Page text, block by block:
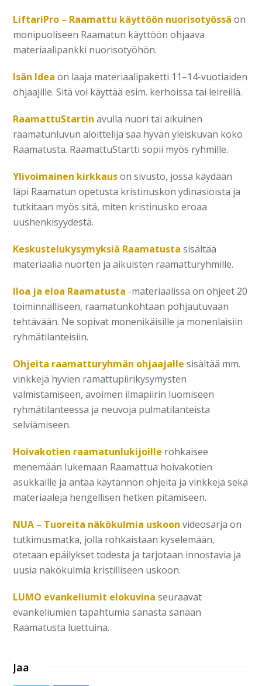
LiftariPro – Raamattu käyttöön nuorisotyössä on
monipuoliseen Raamatun käyttöön ohjaava
materiaalipankki nuorisotyöhön.
Isän Idea on laaja materiaalipaketti 11–14-vuotiaiden
ohjaajille. Sitä voi käyttää esim. kerhoissa tai leireillä.
RaamattuStartin avulla nuori tai aikuinen
raamatunluvun aloittelija saa hyvän yleiskuvan koko
Raamatusta. RaamattuStartti sopii myös ryhmille.
Ylivoimainen kirkkauson sivusto, jossa käydään
läpi Raamatun opetusta kristinuskon ydinasioista ja
tutkitaan myös sitä, miten kristinusko eroaa
uushenkisyydestä.
Keskustelukysymyksiä Raamatusta sisältää
materiaalia nuorten ja aikuisten raamatturyhmille.
Iloa ja eloa Raamatusta -materiaalissa on ohjeet 20
toiminnalliseen, raamatunkohtaan pohjautuvaan
tehtävään. Ne sopivat monenikäisille ja monenlaisiin
ryhmätilanteisiin.
Ohjeita raamatturyhmän ohjaajalle sisältää mm.
vinkkejä hyvien ramattupiirikysymysten
valmistamiseen, avoimen ilmapiirin luomiseen
ryhmätilanteessa ja neuvoja pulmatilanteista
selviämiseen.
Hoivakotien raamatunlukijoille rohkaisee
menemään lukemaan Raamattua hoivakotien
asukkaille ja antaa käytännön ohjeita ja vinkkejä sekä
materiaaleja hengellisen hetken pitämiseen.
NUA – Tuoreita näkökulmia uskoon videosarja on
tutkimusmatka, jolla rohkaistaan kyselemään,
otetaan epäilykset todesta ja tarjotaan innostavia ja
uusia näkökulmia kristilliseen uskoon.
LUMO evankeliumit elokuvina seuraavat
evankeliumien tapahtumia sanasta sanaan
Raamatusta luettuina.
Jaa